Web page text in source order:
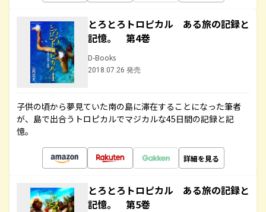
とろとろトロピカル ある旅の記録と
記憶。 第4巻
D-Books
2018.07.26 発売
子供の頃から夢見ていた南の島に滞在することになった筆者
が、島で出合うトロピカルでマジカルな45日間の記録と記
憶。
詳細を見る
とろとろトロピカル ある旅の記録と
記憶。 第5巻